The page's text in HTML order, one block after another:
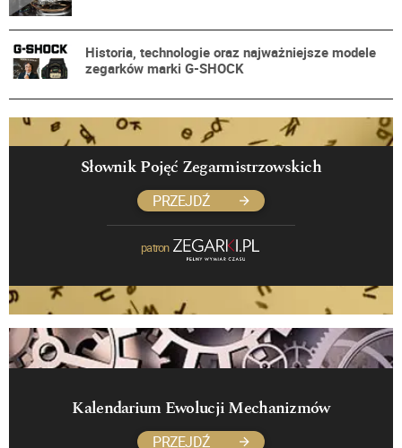
Historia, technologie oraz najważniejsze modele
zegarków marki G-SHOCK
Słownik Pojęć Zegarmistrzowskich
PRZEJDŹ
patron
Kalendarium Ewolucji Mechanizmów
PRZEJDŹ